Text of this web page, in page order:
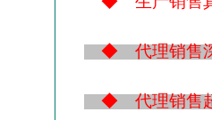
◆ 代理销售
◆ 代理销售超